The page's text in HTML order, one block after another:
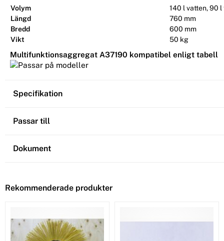
Volym
140 l vatten, 90
Längd
760 mm
Bredd
600 mm
Vikt
50 kg
Multifunktionsaggregat A37190 kompatibel enligt tabell
Specifikation
Passar till
Dokument
Rekommenderade produkter